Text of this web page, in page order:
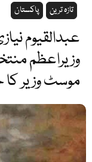
پاکستان تازہ ترین
وزیراعظم
موسٹ وزیر کا